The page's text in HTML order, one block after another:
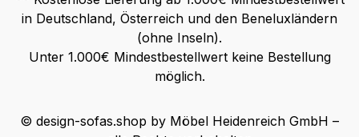
in Deutschland, Österreich und den Beneluxländern
(ohne Inseln).
Unter 1.000€ Mindestbestellwert keine Bestellung
möglich.
© design-sofas.shop by Möbel Heidenreich GmbH –